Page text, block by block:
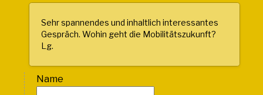
Sehr spannendes und inhaltlich interessantes
Gespräch. Wohin geht die Mobilitätszukunft?
Lg.
Name